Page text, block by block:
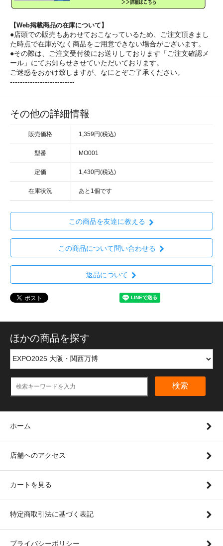
【Web掲載商品の在庫について】
●店頭での販売もあわせておこなっているため、ご注文頂きまし
た時点で在庫がなく商品をご用意できない場合がございます。
●その際は、ご注文受付後にお送りしております「ご注文確認メ
ール」にてお知らせさせていただいております。
ご迷惑をおかけ致しますが、なにとぞご了承ください。
--------------------------
その他の詳細情報
販売価格 1,359円(税込)
型番 MO001
定価 1,430円(税込)
在庫状況 あと1個です
この商品を友達に教える
この商品について問い合わせる
返品について
ほかの商品を探す
検索
ホーム
店舗へのアクセス
カートを見る
特定商取引法に基づく表記
プライバシーポリシー